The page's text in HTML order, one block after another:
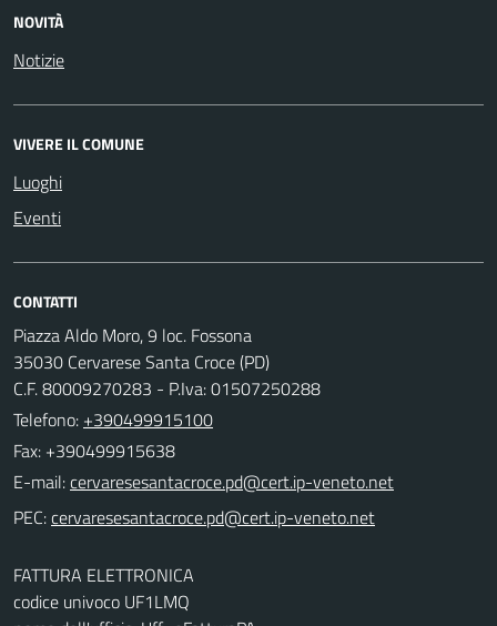
NOVITÀ
Notizie
VIVERE IL COMUNE
Luoghi
Eventi
CONTATTI
Piazza Aldo Moro, 9 loc. Fossona
35030 Cervarese Santa Croce (PD)
C.F. 80009270283 - P.Iva: 01507250288
Telefono: +390499915100
Fax: +390499915638
E-mail:
PEC:
FATTURA ELETTRONICA
codice univoco UF1LMQ